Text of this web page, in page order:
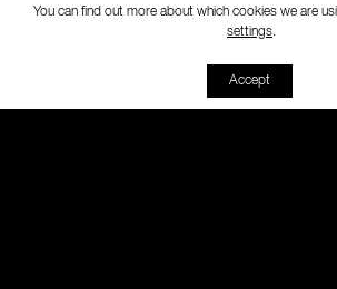
Radio
You can find out more about which cookies we are
settings.
Accept